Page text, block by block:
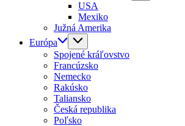
USA
Mexiko
Južná Amerika
Európa
Spojené kráľovstvo
Francúzsko
Nemecko
Rakúsko
Taliansko
Česká republika
Poľsko